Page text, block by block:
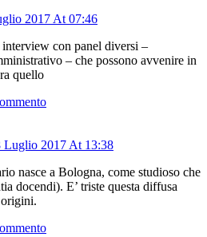
2017 At 07:46
con panel diversi –
– che possono avvenire in
quello
Luglio 2017 At 13:38
nasce a Bologna, come studioso che
docendi). E’ triste questa diffusa